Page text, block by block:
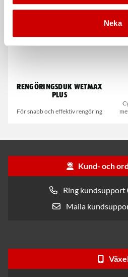
Neka
Kampanj
Rengöringsduk Wetmax
Plus
För snabb och effektiv rengöring
Kund- och
Ring kundsupport
Maila